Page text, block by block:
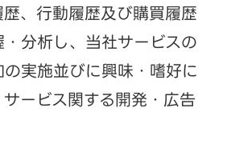
、行動履歴及び購買履歴
分析し、当社サービスの
実施並びに興味・嗜好に
ービス関する開発・広告